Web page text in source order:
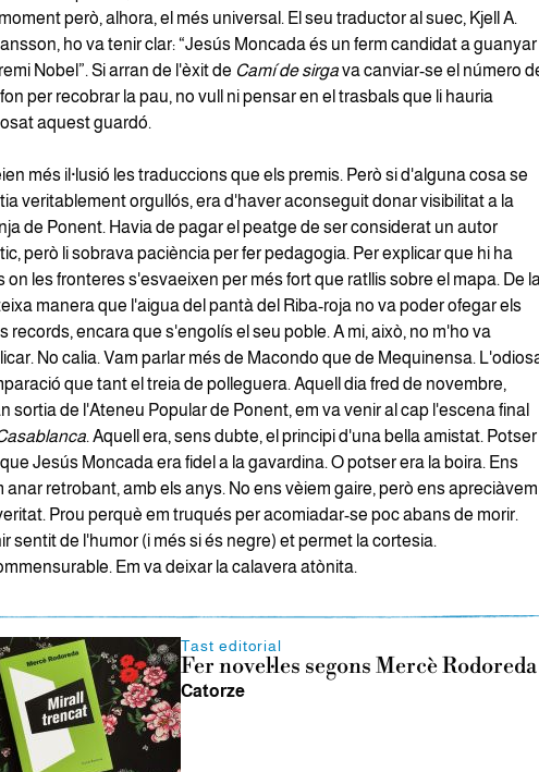
però, alhora, el més universal. El seu traductor al suec, Kjell A.
ho va tenir clar: “Jesús Moncada és un ferm candidat a guanyar
Nobel”. Si arran de l'èxit de Camí de sirgava canviar-se el número
per recobrar la pau, no vull ni pensar en el trasbals que li hauria
aquest guardó.
més il·lusió les traduccions que els premis. Però si d'alguna cosa se
veritablement orgullós, era d'haver aconseguit donar visibilitat a la
de Ponent. Havia de pagar el peatge de ser considerat un autor
però li sobrava paciència per fer pedagogia. Per explicar que hi ha
on les fronteres s'esvaeixen per més fort que ratllis sobre el mapa. De
manera que l'aigua del pantà del Riba-roja no va poder ofegar els
records, encara que s'engolís el seu poble. A mi, això, no m'ho va
No calia. Vam parlar més de Macondo que de Mequinensa.
que tant el treia de polleguera. Aquell dia fred de novembre,
sortia de l'Ateneu Popular de Ponent, em va venir al cap l'escena final
. Aquell era, sens dubte, el principi d'una bella amistat. Potser
Jesús Moncada era fidel a la gavardina. O potser era la boira. Ens
anar retrobant, amb els anys. No ens vèiem gaire, però ens apreciàvem
Prou perquè em truqués per acomiadar-se poc abans de morir.
sentit de l'humor (i més si és negre) et permet la cortesia.
Em va deixar la calavera atònita.
Tast editorial
Fer novel·les segons Mercè Rodoreda
Catorze